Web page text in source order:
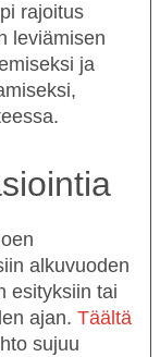
rajoitus
leviämisen
ja
alkuvuoden
esityksiin tai
ajan. Täältä
sujuu